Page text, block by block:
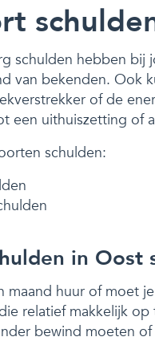
schulden hebben
van bekenden. Ook
of de
een uithuiszetting of
schulden:
in Oost
maand huur of moet
relatief makkelijk
bewind moeten